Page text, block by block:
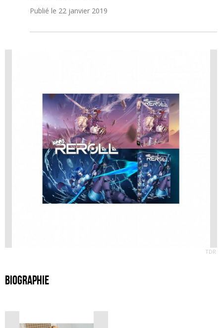
Publié le 22 janvier 2019
TDR
Biographie